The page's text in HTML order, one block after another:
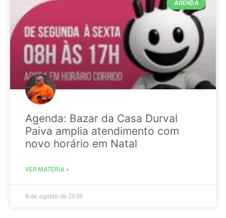
AGENDA
Agenda: Bazar da Casa Durval
Paiva amplia atendimento com
novo horário em Natal
VER MATÉRIA »
8 de agosto de 2026